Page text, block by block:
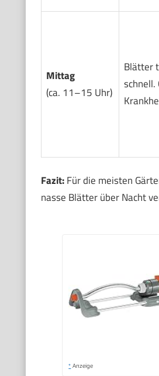
Mittag
(ca. 11–15 Uhr)
Blätter
schnell.
Fazit:Für die meisten
nasse Blätter über Nacht
* Anzeige